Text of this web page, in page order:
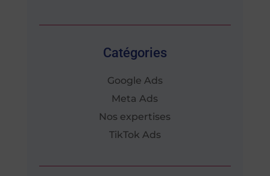
Catégories
Google Ads
Meta Ads
Nos expertises
TikTok Ads